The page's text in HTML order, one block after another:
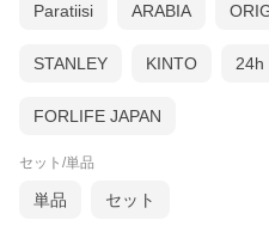
Paratiisi ARABIA
STANLEY KINTO 24h
FORLIFE JAPAN
セット/単品
単品 セット